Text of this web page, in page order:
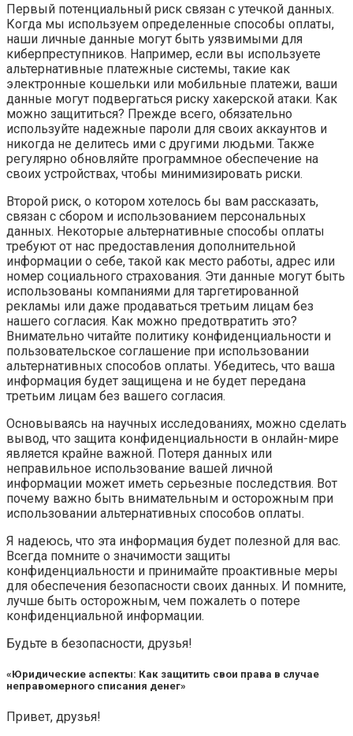
Первый потенциальный риск связан с утечкой данных.
Когда мы используем определенные способы оплаты,
наши личные данные могут быть уязвимыми для
киберпреступников. Например, если вы используете
альтернативные платежные системы, такие как
электронные кошельки или мобильные платежи, ваши
данные могут подвергаться риску хакерской атаки. Как
можно защититься? Прежде всего, обязательно
используйте надежные пароли для своих аккаунтов и
никогда не делитесь ими с другими людьми. Также
регулярно обновляйте программное обеспечение на
своих устройствах, чтобы минимизировать риски.
Второй риск, о котором хотелось бы вам рассказать,
связан с сбором и использованием персональных
данных. Некоторые альтернативные способы оплаты
требуют от нас предоставления дополнительной
информации о себе, такой как место работы, адрес или
номер социального страхования. Эти данные могут быть
использованы компаниями для таргетированной
рекламы или даже продаваться третьим лицам без
нашего согласия. Как можно предотвратить это?
Внимательно читайте политику конфиденциальности и
пользовательское соглашение при использовании
альтернативных способов оплаты. Убедитесь, что ваша
информация будет защищена и не будет передана
третьим лицам без вашего согласия.
Основываясь на научных исследованиях, можно сделать
вывод, что защита конфиденциальности в онлайн-мире
является крайне важной. Потеря данных или
неправильное использование вашей личной
информации может иметь серьезные последствия. Вот
почему важно быть внимательным и осторожным при
использовании альтернативных способов оплаты.
Я надеюсь, что эта информация будет полезной для вас.
Всегда помните о значимости защиты
конфиденциальности и принимайте проактивные меры
для обеспечения безопасности своих данных. И помните,
лучше быть осторожным, чем пожалеть о потере
конфиденциальной информации.
Будьте в безопасности, друзья!
«Юридические аспекты: Как защитить свои права в случае
неправомерного списания денег»
Привет, друзья!